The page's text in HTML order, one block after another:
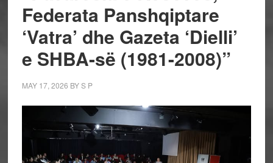
Federata Panshqiptare
‘Vatra’ dhe Gazeta ‘Dielli’
e SHBA-së (1981-2008)”
MAY 17, 2026 BYS P